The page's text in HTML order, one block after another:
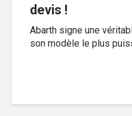
devis !
Abarth signe une
son modèle le plus